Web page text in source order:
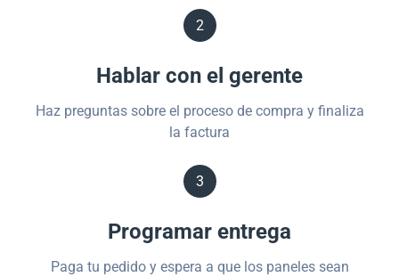
2
Hablar con el gerente
Haz preguntas sobre el proceso de compra y finaliza
la factura
3
Programar entrega
Paga tu pedido y espera a que los paneles sean